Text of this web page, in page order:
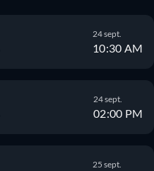
24 sept.
10:30 AM
24 sept.
02:00 PM
25 sept.